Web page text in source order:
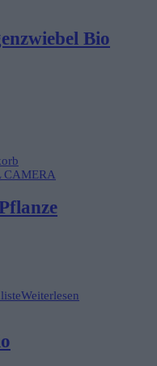
Bio
Weiterlesen